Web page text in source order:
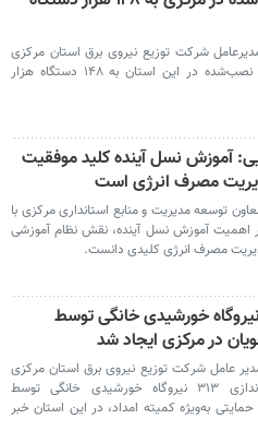
شرکت توزیع نیروی برق استان مرکزی
گفت: شمار کنتورهای هوشمند نصب‌شده در این استان به ۱۴۸ دستگاه هزار
آموزش نسل آینده کلید موفقیت
مصرف انرژی است
توسعه مدیریت و منابع استانداری مرکزی با
اهمیت آموزش نسل آینده، نقش نظام آموزشی
مصرف انرژی کلیدی دانست.
نیروگاه خورشیدی خانگی توسط
در مرکزی ایجاد شد
عامل شرکت توزیع نیروی برق استان مرکزی
از راه‌اندازی ۳۱۳ نیروگاه خورشیدی خانگی توسط
به‌ویژه کمیته امداد، در این استان خبر